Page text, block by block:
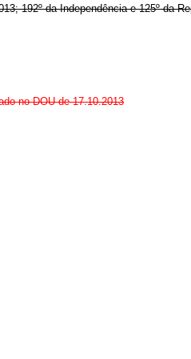
192º da Independência e 125º da
no DOU de 17.10.2013